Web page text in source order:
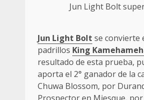
Jun Light Bolt
Jun Light Bolt se convierte
padrillos King
resultado de esta prueba,
aporta el 2° ganador de la
Chuwa Blossom, por